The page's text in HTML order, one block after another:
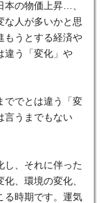
本の物価上昇…、
な人が多いかと思
もうとする経済や
違う「変化」や
ででとは違う「変
言うまでもない
し、それに伴った
、環境の変化、
る時期です。運気